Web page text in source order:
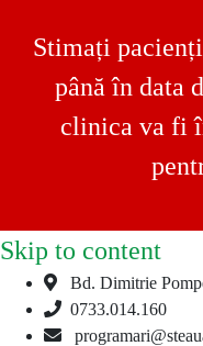
Stimați
până în data
clinica va fi
Skip to content
Bd. Dimitrie
0733.014.160